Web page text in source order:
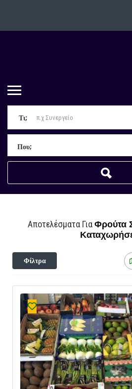
Τι;
Που;
Αποτελέσματα ΓιαΦρούτα
Φίλτρα